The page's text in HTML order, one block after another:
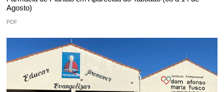
Agosto)
PDF